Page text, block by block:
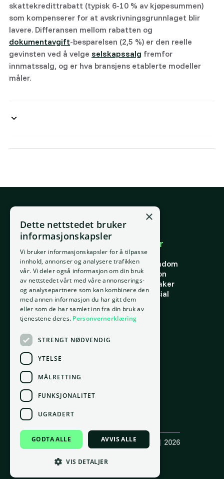
skattekredittrabatt (typisk 6-10 % av kjøpesummen)
som kompenserer for at avskrivningsgrunnlaget blir
lavere. Differansen mellom rabatten og
dokumentavgift-besparelsen (2,5 %) er den reelle
gevinsten ved å velge selskapssalg fremfor
innmatssalg, og er hva bransjens etablerte modeller
måler.
E-post
support@placepoint.no
Selskapet
Hjem
Om oss
Ansatte
Kontakt oss
Personvern
Vilkår for bruk
Informasjonskapsler
Brukområder
Forstå eiendom
Finne riktig eiendom
Finn riktig person
Finn riktig leietaker
Verdi og potensial
Risiko
Portefølje
Ressurser
Ordbok
Innsikt
Docs
Kontor
Oslo
gnr. 209, bnr. 37
Copyright ©Placepoint AS(921 550 049) | 2026
Laget med 💚 avBox.no
Følg oss på sosiale medier
×
Dette nettstedet bruker
informasjonskapsler
Vi bruker informasjonskapsler for å tilpasse
innhold, annonser og analysere trafikken
vår. Vi deler også informasjon om din bruk
av nettstedet vårt med våre annonserings-
og analysepartnere som kan kombinere den
med annen informasjon du har gitt dem
eller som de har samlet inn fra din bruk av
tjenestene deres. Personvernerklæring
STRENGT NØDVENDIG
YTELSE
MÅLRETTING
FUNKSJONALITET
UGRADERT
GODTA ALLE AVVIS ALLE
VIS DETALJER